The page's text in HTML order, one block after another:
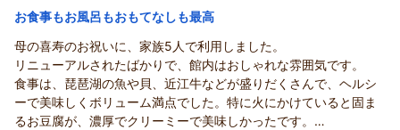
宿泊価格帯： 20,001～21,000円(大人一人あたり/税込)
お食事もお風呂もおもてなしも最高
母の喜寿のお祝いに、家族5人で利用しました。
リニューアルされたばかりで、館内はおしゃれな雰囲気です。
食事は、琵琶湖の魚や貝、近江牛などが盛りだくさんで、ヘルシ
ーで美味しくボリューム満点でした。特に火にかけていると固ま
るお豆腐が、濃厚でクリーミーで美味しかったです。